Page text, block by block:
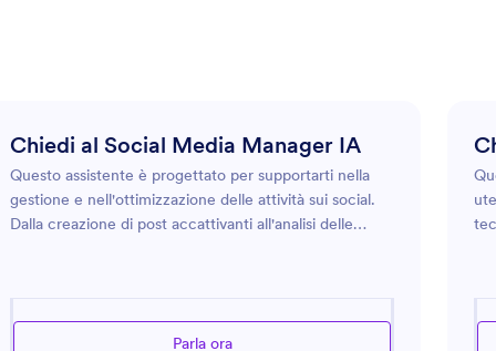
Chiedi al Social Media Manager IA
Questo assistente è progettato per supportarti nella
gestione e nell'ottimizzazione delle attività sui social.
Dalla creazione di post accattivanti all'analisi delle
sia un'azienda che desidera espandere la propria
portata o un privato che desidera migliorare la propria
Parla ora